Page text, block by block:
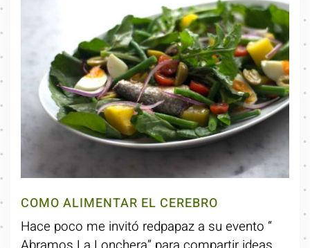
COMO ALIMENTAR EL CEREBRO
Hace poco me invitó redpapaz a su evento “